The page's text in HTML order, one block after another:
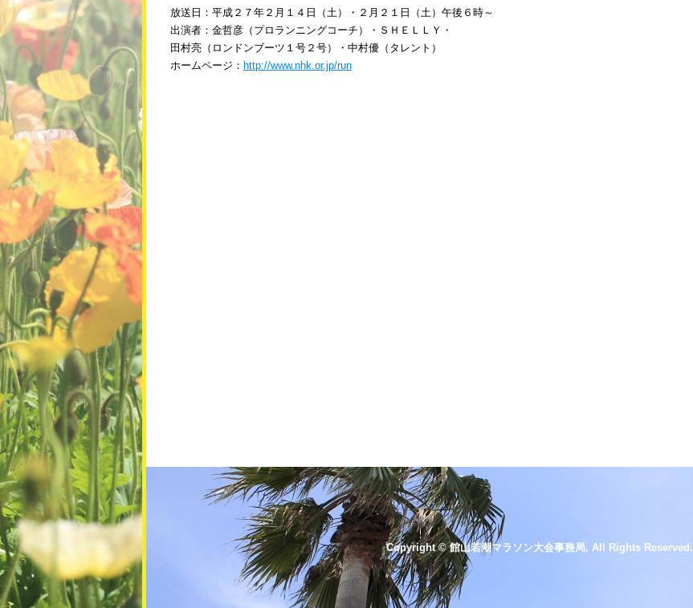
放送日：平成２７年２月１４日（土）・２月２１日（土）午後６時～
出演者：金哲彦（プロランニングコーチ）・ＳＨＥＬＬＹ・
田村亮（ロンドンブーツ１号２号）・中村優（タレント）
ホームページ： http://www.nhk.or.jp/run
Copyright © 館山若潮マラソン大会事務局, All Rights Reserved.